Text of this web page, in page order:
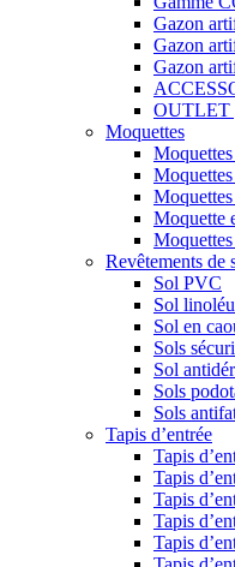
Gazon
Gazon
Gazon
OUTLET
Moquettes
Moquette
Revêtements de
Sol PVC
Sol
Sol en
Sols
Sol
Sols
Sols
Tapis d’entrée
Tapis
Tapis
Tapis
Tapis
Tapis